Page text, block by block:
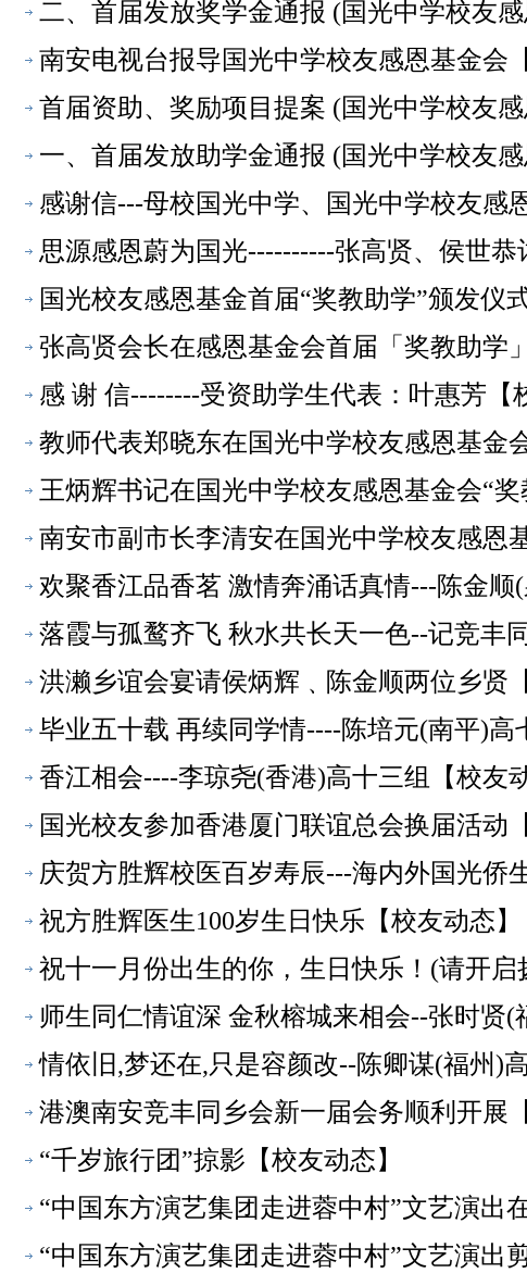
二、首届发放奖学金通报 (国光中学校友感
南安电视台报导国光中学校友感恩基金会
首届资助、奖励项目提案 (国光中学校友感
一、首届发放助学金通报 (国光中学校友感
感谢信---母校国光中学、国光中学校友感
思源感恩蔚为国光----------张高贤、侯世恭
国光校友感恩基金首届“奖教助学”颁发仪
张高贤会长在感恩基金会首届「奖教助学
感 谢 信--------受资助学生代表：叶惠芳【
教师代表郑晓东在国光中学校友感恩基金
王炳辉书记在国光中学校友感恩基金会“
南安市副市长李清安在国光中学校友感恩
欢聚香江品香茗 激情奔涌话真情---陈金顺
落霞与孤鹜齐飞 秋水共长天一色--记竞丰
洪濑乡谊会宴请侯炳辉﹑陈金顺两位乡贤
毕业五十载 再续同学情----陈培元(南平)高
香江相会----李琼尧(香港)高十三组【校友
国光校友参加香港厦门联谊总会换届活动
庆贺方胜辉校医百岁寿辰---海内外国光侨
祝方胜辉医生100岁生日快乐【校友动态】
祝十一月份出生的你，生日快乐！(请开启
师生同仁情谊深 金秋榕城来相会--张时贤(
情依旧,梦还在,只是容颜改--陈卿谋(福州)
港澳南安竞丰同乡会新一届会务顺利开展
“千岁旅行团”掠影【校友动态】
“中国东方演艺集团走进蓉中村”文艺演出
“中国东方演艺集团走进蓉中村”文艺演出